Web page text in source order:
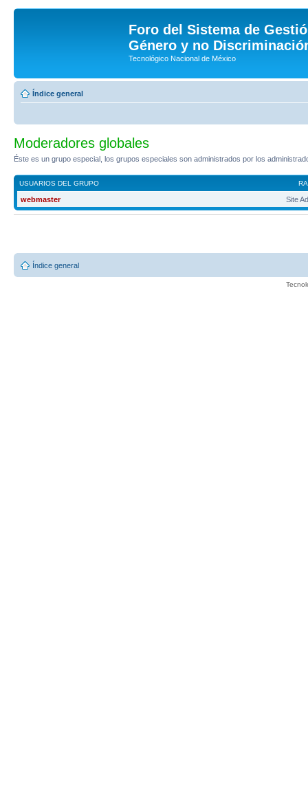
Foro del Sistema de
Género y no
Tecnológico Nacional de México
Índice general
Moderadores globales
Éste es un grupo especial, los grupos especiales son administrados por los
USUARIOS DEL GRUPO
Site
webmaster
Índice general